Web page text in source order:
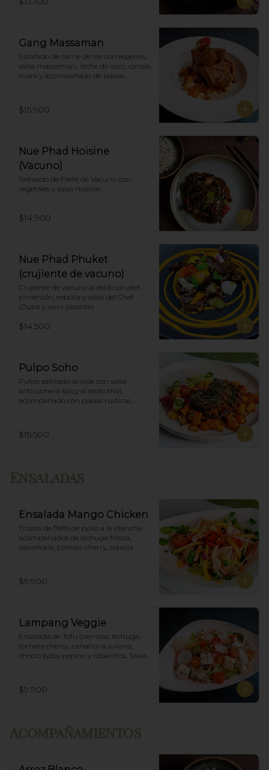
Gang Massaman
Estofado de carne de res con especies,
salsa massaman,  leche de coco, canela,
maní y acompañado de papas
$15.900
Nue Phad Hoisine
(Vacuno)
Salteado de Filete de Vacuno con
vegetales y salsa Hoisine.
$14.900
Nue Phad Phuket
(crujiente de vacuno)
Crujiente de vacuno al estilo phuket,
pimentón, cebolla y salsa del Chef
(Dulce y semi picante)
$14.500
Pulpo Soho
Pulpo salteado al wok con salsa
anticuchera spicy al estilo thai,
acompañado con papas rústicas,
$15.500
Ensaladas
Ensalada Mango Chicken
Trozos de filete de pollo a la plancha
acompañados de lechuga fresca,
zanahoria, tomate cherry, cebolla
$9.900
Lampang Veggie
Ensalada de Tofu cremoso, lechuga,
tomate cherry, zanahoria juliana,
choclo baby pepino y rabanitos. Salsa
$9.900